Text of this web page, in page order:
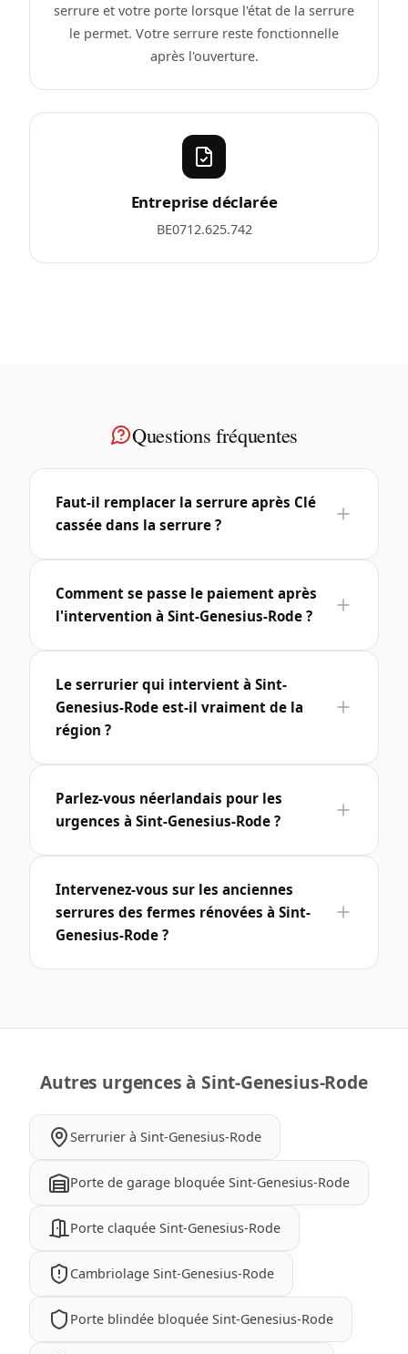
serrure et votre porte lorsque l'état de la serrure
le permet. Votre serrure reste fonctionnelle
après l'ouverture.
Entreprise déclarée
BE0712.625.742
Questions fréquentes
Faut-il remplacer la serrure après Clé
cassée dans la serrure ?
Comment se passe le paiement après
l'intervention à Sint-Genesius-Rode ?
Le serrurier qui intervient à Sint-
Genesius-Rode est-il vraiment de la
région ?
Parlez-vous néerlandais pour les
urgences à Sint-Genesius-Rode ?
Intervenez-vous sur les anciennes
serrures des fermes rénovées à Sint-
Genesius-Rode ?
Autres urgences à Sint-Genesius-Rode
Serrurier à Sint-Genesius-Rode
Porte de garage bloquée Sint-Genesius-Rode
Porte claquée Sint-Genesius-Rode
Cambriolage Sint-Genesius-Rode
Porte blindée bloquée Sint-Genesius-Rode